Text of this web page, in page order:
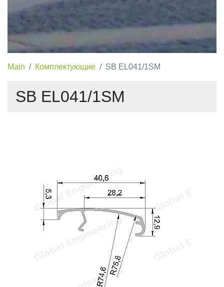
Main Комплектующие SB EL041/1SM
SB EL041/1SM